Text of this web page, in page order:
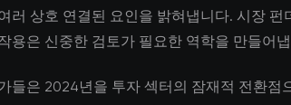
러 상호 연결된 요인을 밝혀냅니다. 시장 펀
용은 신중한 검토가 필요한 역학을 만들어
들은 2024년을 투자 섹터의 잠재적 전환점